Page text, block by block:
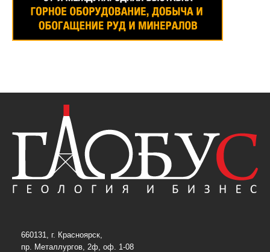
660131, г. Красноярск,
пр. Металлургов, 2ф, оф. 1-08